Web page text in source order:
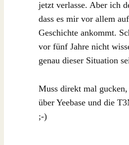
jetzt verlasse. Aber ich
dass es mir vor allem
Geschichte ankommt.
vor fünf Jahre nicht
genau dieser Situation
Muss direkt mal
über Yeebase und die
;-)